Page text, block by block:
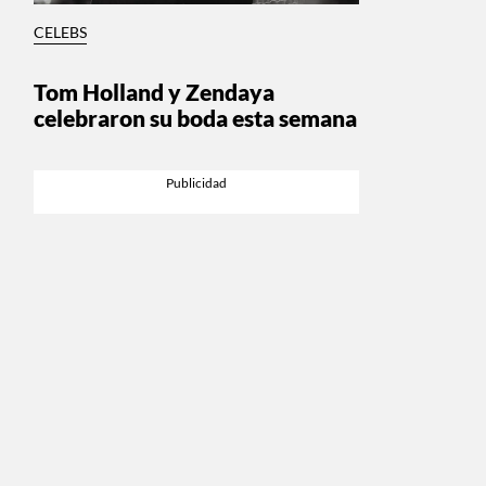
CELEBS
Tom Holland y Zendaya
celebraron su boda esta semana